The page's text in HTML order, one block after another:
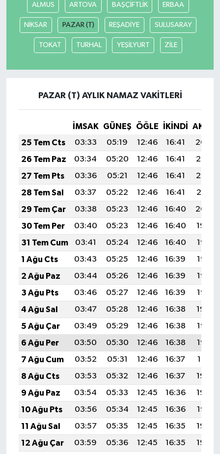
ALMUS ARTOVA BAŞÇİFTLİK ERBAA
NİKSAR PAZAR (T) REŞADİYE SULUSARAY
TOKAT TURHAL YEŞİLYURT ZİLE
PAZAR (T) AYLIK NAMAZ VAKITLERI
İMSAK GÜNEŞ ÖĞLE İKINDI
25 Tem Cts
03:33 05:19 12:46 16:41
20:04
26 Tem Paz
03:34 05:20 12:46 16:41
20:03
27 Tem Pts
03:36 05:21 12:46 16:41
20:02
28 Tem Sal
03:37 05:22 12:46 16:41
20:01
29 Tem Çar
03:38 05:23 12:46 16:40
20:00
30 Tem Per
03:40 05:23 12:46 16:40
19:59
31 Tem Cum
03:41 05:24 12:46 16:40
19:58
1 Ağu Cts
03:43 05:25 12:46 16:39
19:57
2 Ağu Paz
03:44 05:26 12:46 16:39
19:56
3 Ağu Pts
03:46 05:27 12:46 16:39
19:55
4 Ağu Sal
03:47 05:28 12:46 16:38
19:54
5 Ağu Çar
03:49 05:29 12:46 16:38
19:53
6 Ağu Per
03:50 05:30 12:46 16:38
19:52
7 Ağu Cum
03:52 05:31 12:46 16:37
19:51
8 Ağu Cts
03:53 05:32 12:46 16:37
19:49
9 Ağu Paz
03:54 05:33 12:45 16:36
19:48
10 Ağu Pts
03:56 05:34 12:45 16:36
19:47
11 Ağu Sal
03:57 05:35 12:45 16:35
19:46
12 Ağu Çar
03:59 05:36 12:45 16:35
19:44